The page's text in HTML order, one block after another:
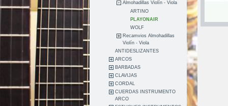
Almohadillas Violín - Viola
ARTINO
PLAYONAIR
WOLF
Recamvios Almohadillas
Violín - Viola
ANTIDESLIZANTES
ARCOS
BARBADAS
CLAVIJAS
CORDAL
CUERDAS INSTRUMENTO
ARCO